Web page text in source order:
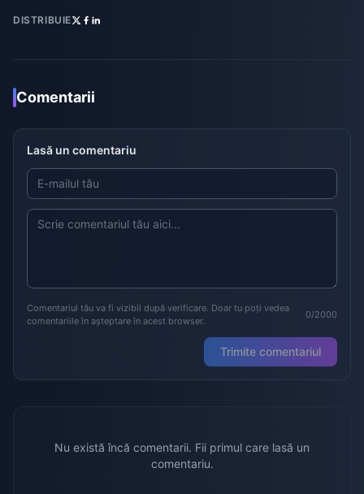
DISTRIBUIE
Comentarii
Lasă un comentariu
Comentariul tău va fi vizibil după verificare. Doar tu poți vedea
comentariile în așteptare în acest browser.
0/2000
Trimite comentariul
Nu există încă comentarii. Fii primul care lasă un
comentariu.